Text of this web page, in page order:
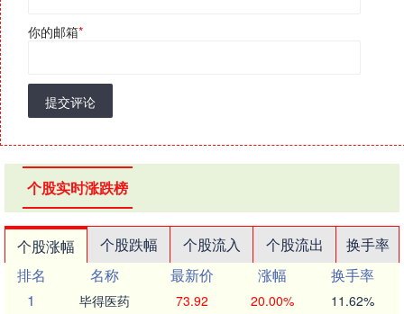
你的邮箱*
提交评论
个股实时涨跌榜
个股涨幅 个股跌幅 个股流入 个股流出
换手率
排名
名称 最新价 涨幅
换手率
1
毕得医药 73.92 20.00% 11.62%